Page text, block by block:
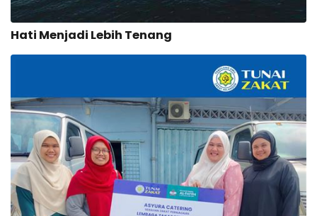
Hati Menjadi Lebih Tenang